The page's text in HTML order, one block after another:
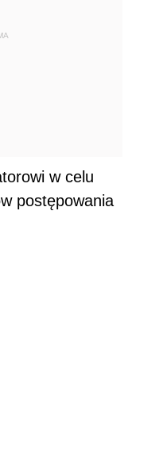
w celu
postępowania